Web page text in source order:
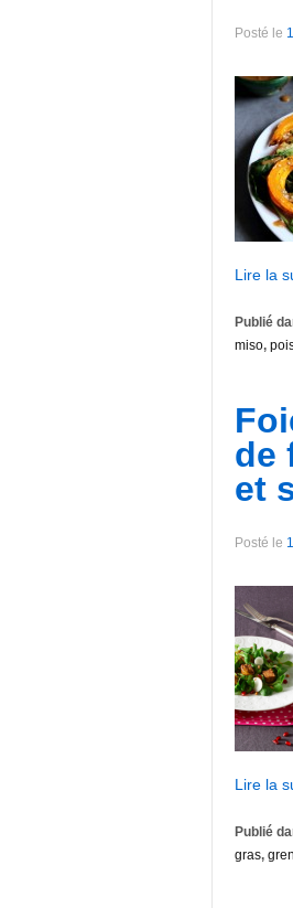
Posté le
Lire la
Publié
miso,
de
et
Posté le
Lire la
Publié
gras,